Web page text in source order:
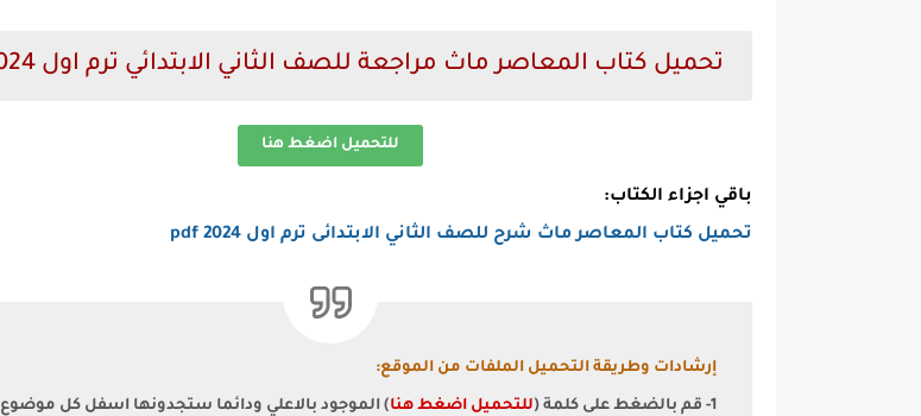
تحميل كتاب المعاصر ماث مراجعة للصف الثاني الابتدائي ترم اول 2024 pdf
للتحميل اضغط هنا
باقي اجزاء الكتاب:
تحميل كتاب المعاصر ماث شرح للصف الثاني الابتدائى ترم اول 2024 pdf
إرشادات وطريقة التحميل الملفات من الموقع:
1- قم بالضغط على كلمة ( للتحميل اضغط هنا) الموجود بالاعلي ودائما ستجدونها اسفل كل موضوع